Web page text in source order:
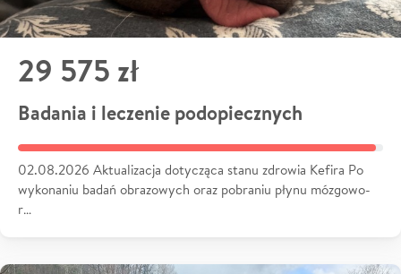
29 575 zł
Badania i leczenie podopiecznych
02.08.2026 Aktualizacja dotycząca stanu zdrowia Kefira Po
wykonaniu badań obrazowych oraz pobraniu płynu mózgowo-
r…